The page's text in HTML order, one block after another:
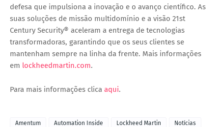
defesa que impulsiona a inovação e o avanço científico. As
suas soluções de missão multidomínio e a visão 21st
Century Security® aceleram a entrega de tecnologias
transformadoras, garantindo que os seus clientes se
mantenham sempre na linha da frente. Mais informações
em lockheedmartin.com.
Para mais informações clica aqui.
Amentum Automation Inside Lockheed Martin
Notícias